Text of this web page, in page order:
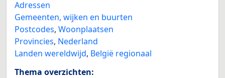
Adressen
Gemeenten, wijken en buurten
Postcodes, Woonplaatsen
Provincies, Nederland
Landen wereldwijd, België regionaal
Thema overzichten: